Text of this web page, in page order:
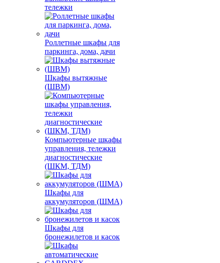
тележки
Роллетные шкафы для
паркинга, дома, дачи
Шкафы вытяжные
(ШВМ)
Компьютерные шкафы
управления, тележки
диагностические
(ШКМ, ТДМ)
Шкафы для
аккумуляторов (ШМА)
Шкафы для
бронежилетов и касок